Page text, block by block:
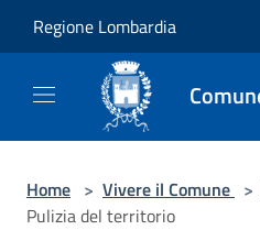
Regione Lombardia
Home > Vivere il Comune >
Pulizia del territorio